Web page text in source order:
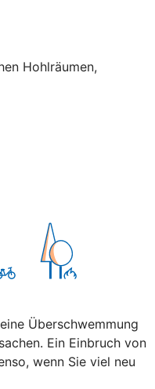
Hohlräumen,
Überschwemmung
Ein Einbruch von
wenn Sie viel neu